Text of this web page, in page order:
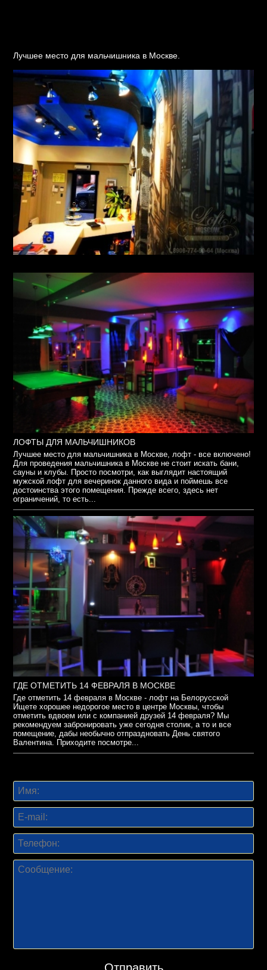
Лучшее место для мальчишника в Москве.
ЛОФТЫ ДЛЯ МАЛЬЧИШНИКОВ
Лучшее место для мальчишника в Москве, лофт - все включено!
Для проведения мальчишника в Москве не стоит искать бани,
сауны и клубы. Просто посмотри, как выглядит настоящий
мужской лофт для вечеринок данного вида и поймешь все
достоинства этого помещения. Прежде всего, здесь нет
ограничений, то есть...
ГДЕ ОТМЕТИТЬ 14 ФЕВРАЛЯ В МОСКВЕ
Где отметить 14 февраля в Москве - лофт на Белорусской
Ищете хорошее недорогое место в центре Москвы, чтобы
отметить вдвоем или с компанией друзей 14 февраля? Мы
рекомендуем забронировать уже сегодня столик, а то и все
помещение, дабы необычно отпраздновать День святого
Валентина. Приходите посмотре...